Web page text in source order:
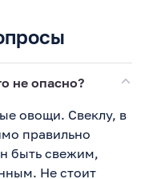
не опасно?
овощи. Свеклу, в
правильно
быть свежим,
Не стоит